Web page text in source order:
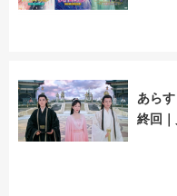
あら
終回